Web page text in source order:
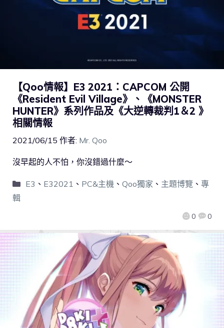
【Qoo情報】E3 2021：CAPCOM 公開
《Resident Evil Village》、《MONSTER
HUNTER》系列作品及《大逆轉裁判1＆2 》
相關情報
2021/06/15 作者: Mr. Qoo
0 0
沒早起的人不怕，你沒錯過什麼～
E3 、 E32021 、 PC&主機 、 Qoo獨家 、 主題博覽 、 專
輯